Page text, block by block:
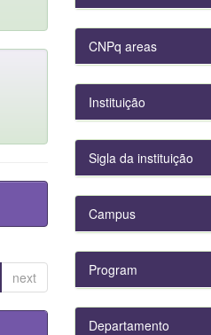
next
CNPq areas
Instituição
Sigla da instituição
Campus
Program
Departamento